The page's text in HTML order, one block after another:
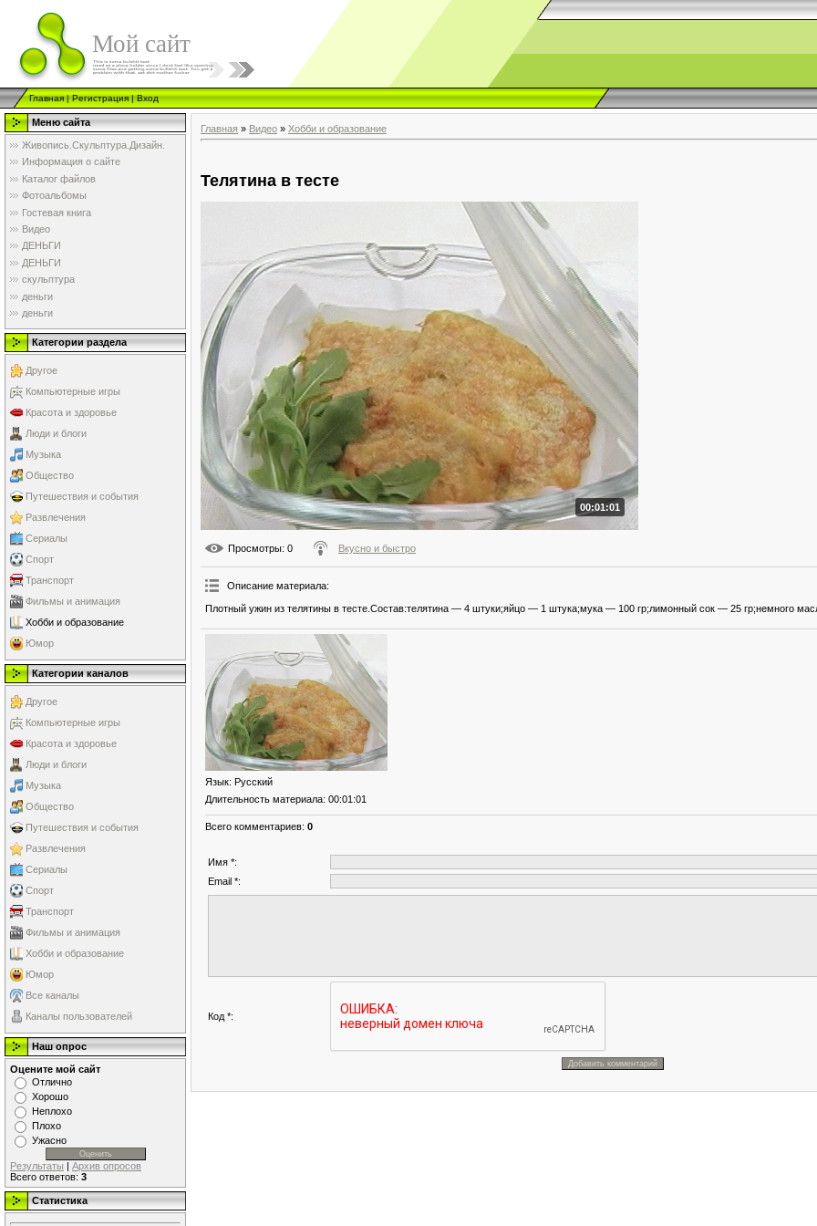
Мой сайт
Главная|Регистрация|Вход
Меню сайта
Живопись.Скульптура.Дизайн.
Информация о сайте
Каталог файлов
Фотоальбомы
Гостевая книга
Видео
ДЕНЬГИ
ДЕНЬГИ
скульптура
деньги
деньги
Категории раздела
Другое
Компьютерные игры
Красота и здоровье
Люди и блоги
Музыка
Общество
Путешествия и события
Развлечения
Сериалы
Спорт
Транспорт
Фильмы и анимация
Хобби и образование
Юмор
Категории каналов
Другое
Компьютерные игры
Красота и здоровье
Люди и блоги
Музыка
Общество
Путешествия и события
Развлечения
Сериалы
Спорт
Транспорт
Фильмы и анимация
Хобби и образование
Юмор
Все каналы
Каналы пользователей
Наш опрос
Оцените мой сайт
Отлично
Хорошо
Неплохо
Плохо
Ужасно
Результаты | Архив опросов
Всего ответов: 3
Статистика
Главная » Видео » Хобби и образование
Телятина в тесте
00:01:01
Просмотры: 0 Вкусно и быстро
Описание материала:
Плотный ужин из телятины в тесте.Состав:телятина — 4 штуки;яйцо — 1 штука;мука — 100 гр;лимонный сок — 25 гр;немного
Язык: Русский
Длительность материала: 00:01:01
Всего комментариев: 0
Имя *:
Email *:
Код *: